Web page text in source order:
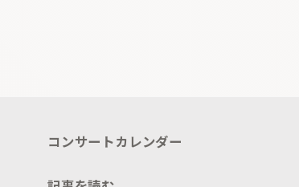
コンサートカレンダー